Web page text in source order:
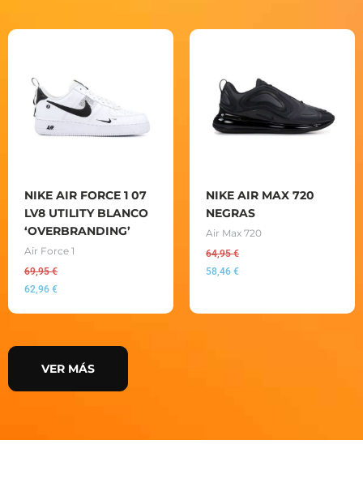
NIKE AIR FORCE 1 07
LV8 UTILITY BLANCO
‘OVERBRANDING’
Air Force 1
69,95€
62,96 €
NIKE AIR MAX 720
NEGRAS
Air Max 720
64,95€
58,46 €
VER MÁS